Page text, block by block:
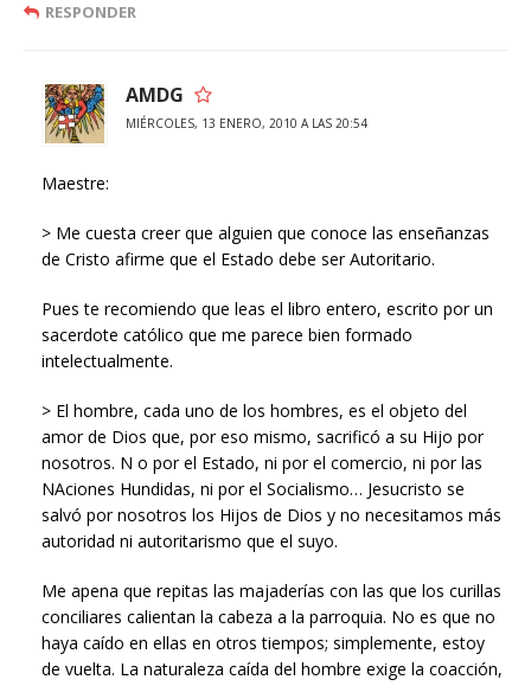
RESPONDER
AMDG
MIÉRCOLES, 13 ENERO, 2010 A LAS 20:54
Maestre:
> Me cuesta creer que alguien que conoce las enseñanzas
de Cristo afirme que el Estado debe ser Autoritario.
Pues te recomiendo que leas el libro entero, escrito por un
sacerdote católico que me parece bien formado
intelectualmente.
> El hombre, cada uno de los hombres, es el objeto del
amor de Dios que, por eso mismo, sacrificó a su Hijo por
nosotros. N o por el Estado, ni por el comercio, ni por las
NAciones Hundidas, ni por el Socialismo… Jesucristo se
salvó por nosotros los Hijos de Dios y no necesitamos más
autoridad ni autoritarismo que el suyo.
Me apena que repitas las majaderías con las que los curillas
conciliares calientan la cabeza a la parroquia. No es que no
haya caído en ellas en otros tiempos; simplemente, estoy
de vuelta. La naturaleza caída del hombre exige la coacción,